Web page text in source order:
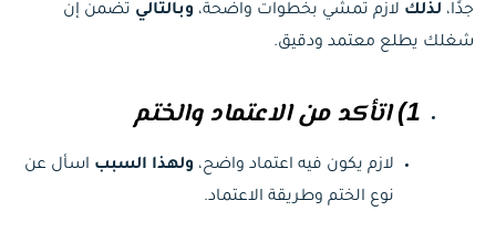
جدًا، لذلك لازم تمشي بخطوات واضحة، وبالتالي تضمن إن
شغلك يطلع معتمد ودقيق.
1) اتأكد من الاعتماد والختم
لازم يكون فيه اعتماد واضح، ولهذا السبب اسأل عن
نوع الختم وطريقة الاعتماد.